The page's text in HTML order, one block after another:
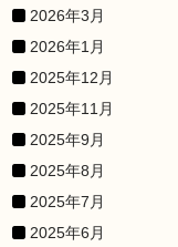
2026年3月
2026年1月
2025年12月
2025年11月
2025年9月
2025年8月
2025年7月
2025年6月